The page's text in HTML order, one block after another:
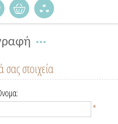
στοιχεία
*